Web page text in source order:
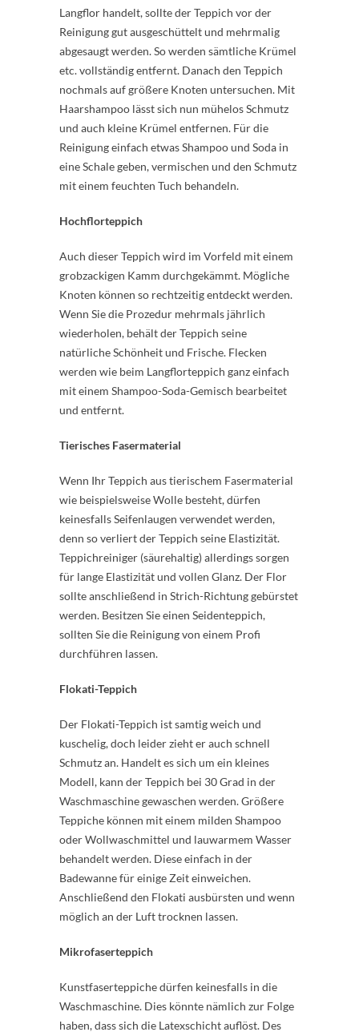
Langflor handelt, sollte der Teppich vor der
Reinigung gut ausgeschüttelt und mehrmalig
abgesaugt werden. So werden sämtliche Krümel
etc. vollständig entfernt. Danach den Teppich
nochmals auf größere Knoten untersuchen. Mit
Haarshampoo lässt sich nun mühelos Schmutz
und auch kleine Krümel entfernen. Für die
Reinigung einfach etwas Shampoo und Soda in
eine Schale geben, vermischen und den Schmutz
mit einem feuchten Tuch behandeln.
Hochflorteppich
Auch dieser Teppich wird im Vorfeld mit einem
grobzackigen Kamm durchgekämmt. Mögliche
Knoten können so rechtzeitig entdeckt werden.
Wenn Sie die Prozedur mehrmals jährlich
wiederholen, behält der Teppich seine
natürliche Schönheit und Frische. Flecken
werden wie beim Langflorteppich ganz einfach
mit einem Shampoo-Soda-Gemisch bearbeitet
und entfernt.
Tierisches Fasermaterial
Wenn Ihr Teppich aus tierischem Fasermaterial
wie beispielsweise Wolle besteht, dürfen
keinesfalls Seifenlaugen verwendet werden,
denn so verliert der Teppich seine Elastizität.
Teppichreiniger (säurehaltig) allerdings sorgen
für lange Elastizität und vollen Glanz. Der Flor
sollte anschließend in Strich-Richtung gebürstet
werden. Besitzen Sie einen Seidenteppich,
sollten Sie die Reinigung von einem Profi
durchführen lassen.
Flokati-Teppich
Der Flokati-Teppich ist samtig weich und
kuschelig, doch leider zieht er auch schnell
Schmutz an. Handelt es sich um ein kleines
Modell, kann der Teppich bei 30 Grad in der
Waschmaschine gewaschen werden. Größere
Teppiche können mit einem milden Shampoo
oder Wollwaschmittel und lauwarmem Wasser
behandelt werden. Diese einfach in der
Badewanne für einige Zeit einweichen.
Anschließend den Flokati ausbürsten und wenn
möglich an der Luft trocknen lassen.
Mikrofaserteppich
Kunstfaserteppiche dürfen keinesfalls in die
Waschmaschine. Dies könnte nämlich zur Folge
haben, dass sich die Latexschicht auflöst. Des